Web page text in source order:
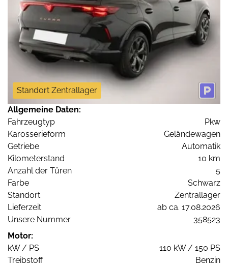
Standort Zentrallager
Allgemeine Daten:
Fahrzeugtyp
Pkw
Karosserieform
Geländewagen
Getriebe
Automatik
Kilometerstand
10 km
Anzahl der Türen
5
Farbe
Schwarz
Standort
Zentrallager
Lieferzeit
ab ca. 17.08.2026
Unsere Nummer
358523
Motor:
kW / PS
110 kW / 150 PS
Treibstoff
Benzin